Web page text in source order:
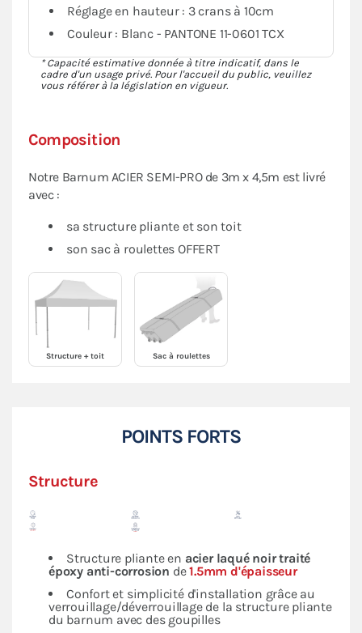
Composition
Notre Barnum ACIER SEMI-PRO de 3m x 4,5m est livré
avec :
sa structure pliante et son toit
son sac à roulettes OFFERT
Structure + toit Sac à roulettes
Réglage en hauteur : 3 crans à 10cm
Couleur : Blanc - PANTONE 11-0601 TCX
* Capacité estimative donnée à titre indicatif, dans le
cadre d'un usage privé. Pour l'accueil du public, veuillez
vous référer à la législation en vigueur.
POINTS FORTS
Structure
Structure pliante en acier laqué noir traité
époxy anti-corrosion de1.5mm d'épaisseur
Confort et simplicité d'installation grâce au
verrouillage/déverrouillage de la structure pliante
du barnum avec des goupilles